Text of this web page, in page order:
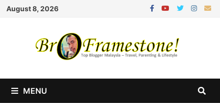
Skip
August 8, 2026
MENU